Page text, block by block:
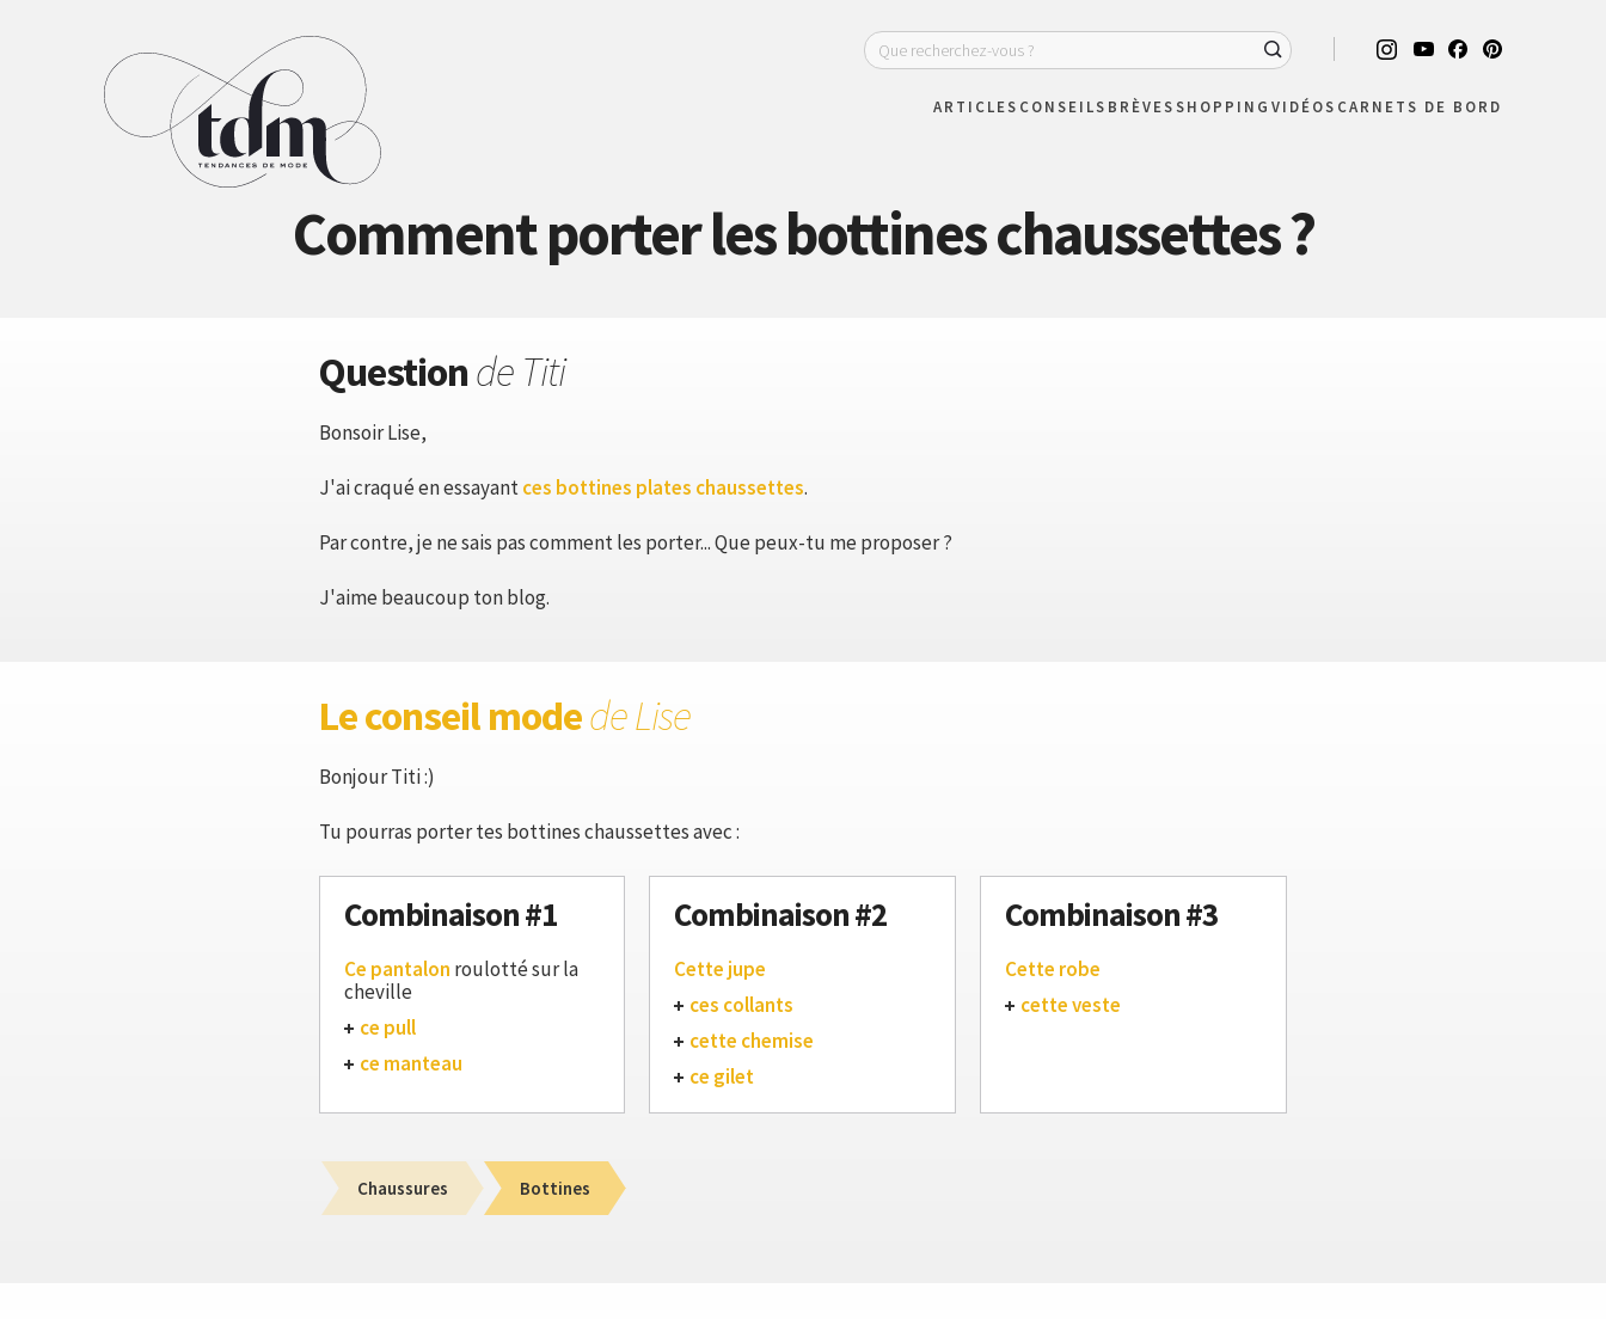
ARTICLES CONSEILS BRÈVESSHOPPING VIDÉOS CARNETS DE BORD
Comment porter les bottines chaussettes ?
Questionde Titi
Bonsoir Lise,
J'ai craqué en essayantces bottines plates chaussettes.
Par contre, je ne sais pas comment les porter... Que peux-tu me proposer ?
J'aime beaucoup ton blog.
Le conseil modede Lise
Bonjour Titi :)
Tu pourras porter tes bottines chaussettes avec :
Combinaison #1
Ce pantalon roulotté sur la
cheville
ce pull
ce manteau
Combinaison #2
Cette jupe
ces collants
cette chemise
ce gilet
Combinaison #3
Cette robe
cette veste
Chaussures Bottines